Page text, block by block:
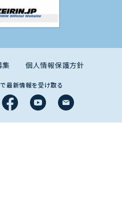
集 個人情報保護方針
最新情報を受け取る